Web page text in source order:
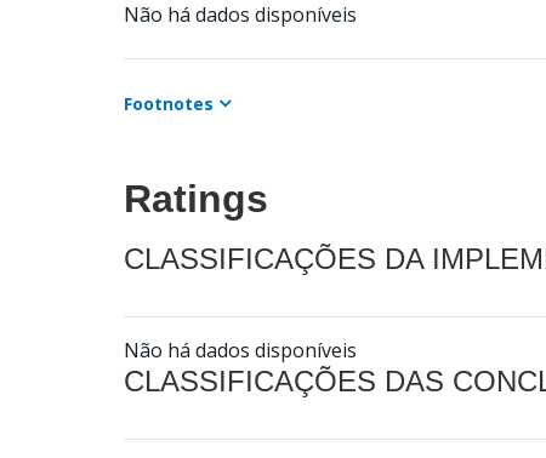
Não há dados disponíveis
Footnotes
Ratings
CLASSIFICAÇÕES DA
Não há dados disponíveis
CLASSIFICAÇÕES DAS